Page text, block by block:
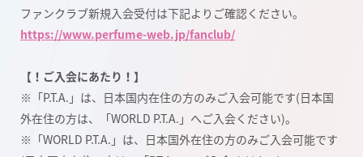
ファンクラブ新規入会受付は下記よりご確認ください。
https://www.perfume-web.jp/fanclub/
【！ご入会にあたり！】
※「P.T.A.」は、日本国内在住の方のみご入会可能です(日本国
外在住の方は、「WORLD P.T.A.」へご入会ください)。
※「WORLD P.T.A.」は、日本国外在住の方のみご入会可能です